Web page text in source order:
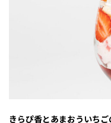
きらぴ香とあまおういち